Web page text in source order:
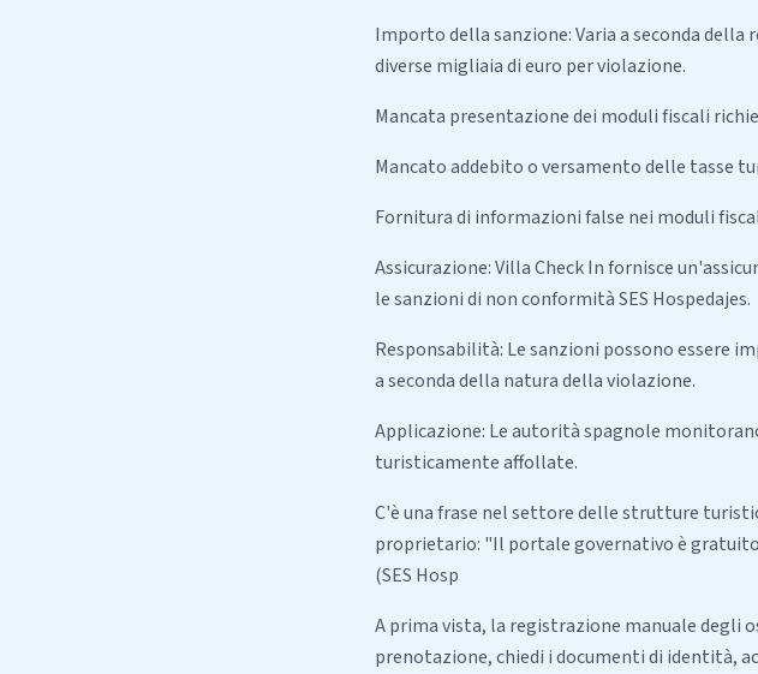
Importo della sanzione: Varia a seconda
diverse migliaia di euro per violazione.
Mancata presentazione dei moduli fiscali
Mancato addebito o versamento delle tasse
Fornitura di informazioni false nei moduli
Assicurazione: Villa Check In fornisce
le sanzioni di non conformità SES Hospedajes.
Responsabilità: Le sanzioni possono essere
a seconda della natura della violazione.
Applicazione: Le autorità spagnole
turisticamente affollate.
C'è una frase nel settore delle strutture
proprietario: "Il portale governativo è
(SES Hosp
A prima vista, la registrazione manuale degli
prenotazione, chiedi i documenti di identità,